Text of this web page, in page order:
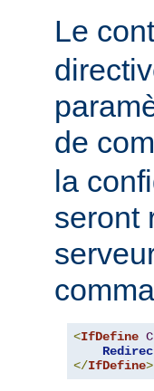
Le
de
la
seront
<IfDefine
</IfDefine>